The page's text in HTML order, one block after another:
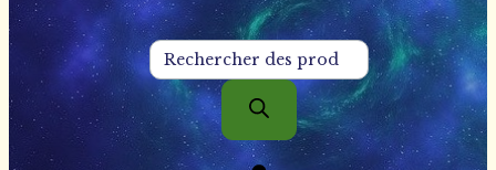
Recherche
de
produits